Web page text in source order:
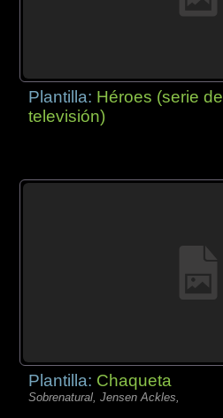
Plantilla: Héroes (serie de
televisión)
Plantilla: Chaqueta
Sobrenatural, Jensen Ackles,